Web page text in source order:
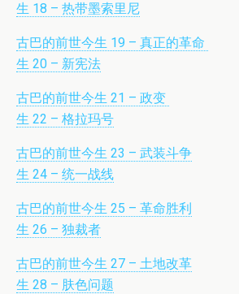
生 18 – 热带墨索里尼
古巴的前世今生 19 – 真正的革命
生 20 – 新宪法
古巴的前世今生 21 – 政变
生 22 – 格拉玛号
古巴的前世今生 23 – 武装斗争
生 24 – 统一战线
古巴的前世今生 25 – 革命胜利
生 26 – 独裁者
古巴的前世今生 27 – 土地改革
生 28 – 肤色问题